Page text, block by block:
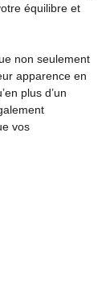
équilibre et
non seulement
apparence en
plus d’un
vos